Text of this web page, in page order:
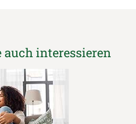
auch interessieren